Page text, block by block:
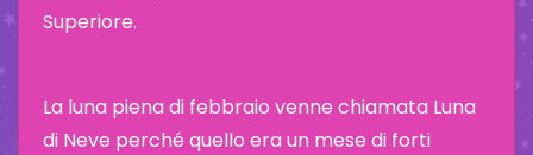
Superiore.
La luna piena di febbraio venne chiamata Luna
di Neve perché quello era un mese di forti